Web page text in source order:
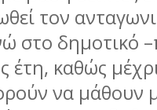
τον
στο δηµοτικό
έτη, καθώς
να µάθουν